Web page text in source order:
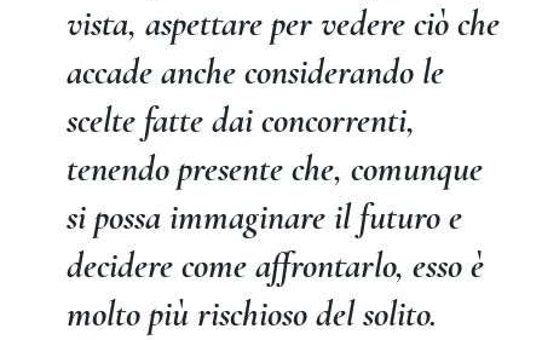
vista, aspettare per vedere ciò che
accade anche considerando le
scelte fatte dai concorrenti,
tenendo presente che, comunque
si possa immaginare il futuro e
decidere come affrontarlo, esso è
molto più rischioso del solito.